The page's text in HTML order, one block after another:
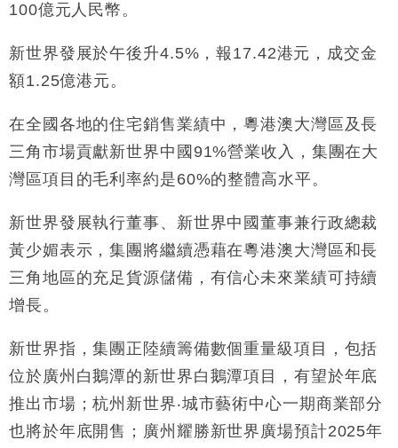
12:30
手
11:40
財經｜黑石傳再籌逾360億美元 支援Anthropic租用
10:57
財經｜美商務部擬擴大金屬關稅範圍 14類產品或加徵
25%
18:15
本地｜新世界K11 9月升級會員制度 增鉑金卡級別鎖
定高消費客群
17:40
財經｜本港6月零售額連升14個月 珠寶鐘錶銷售升勢
最強
財經｜滙控重啟最多10億美元回購 派息比率目標維持
50%
15:11
100億元人民幣。
新世界發展於午後升4.5%，報17.42港元，成交金
額1.25億港元。
在全國各地的住宅銷售業績中，粵港澳大灣區及長
三角市場貢獻新世界中國91%營業收入，集團在大
灣區項目的毛利率約是60%的整體高水平。
新世界發展執行董事、新世界中國董事兼行政總裁
黃少媚表示，集團將繼續憑藉在粵港澳大灣區和長
三角地區的充足貨源儲備，有信心未來業績可持續
增長。
新世界指，集團正陸續籌備數個重量級項目，包括
位於廣州白鵝潭的新世界白鵝潭項目，有望於年底
推出市場；杭州新世界‧城市藝術中心一期商業部分
也將於年底開售；廣州耀勝新世界廣場預計2025年